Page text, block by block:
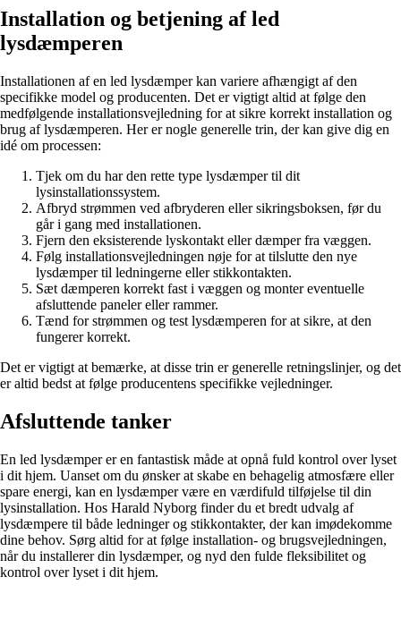
Installation og betjening af led
lysdæmperen
Installationen af en led lysdæmper kan variere afhængigt af den
specifikke model og producenten. Det er vigtigt altid at følge den
medfølgende installationsvejledning for at sikre korrekt installation og
brug af lysdæmperen. Her er nogle generelle trin, der kan give dig en
idé om processen:
Tjek om du har den rette type lysdæmper til dit
lysinstallationssystem.
Afbryd strømmen ved afbryderen eller sikringsboksen, før du
går i gang med installationen.
Fjern den eksisterende lyskontakt eller dæmper fra væggen.
Følg installationsvejledningen nøje for at tilslutte den nye
lysdæmper til ledningerne eller stikkontakten.
Sæt dæmperen korrekt fast i væggen og monter eventuelle
afsluttende paneler eller rammer.
Tænd for strømmen og test lysdæmperen for at sikre, at den
fungerer korrekt.
Det er vigtigt at bemærke, at disse trin er generelle retningslinjer, og det
er altid bedst at følge producentens specifikke vejledninger.
Afsluttende tanker
En led lysdæmper er en fantastisk måde at opnå fuld kontrol over lyset
i dit hjem. Uanset om du ønsker at skabe en behagelig atmosfære eller
spare energi, kan en lysdæmper være en værdifuld tilføjelse til din
lysinstallation. Hos Harald Nyborg finder du et bredt udvalg af
lysdæmpere til både ledninger og stikkontakter, der kan imødekomme
dine behov. Sørg altid for at følge installation- og brugsvejledningen,
når du installerer din lysdæmper, og nyd den fulde fleksibilitet og
kontrol over lyset i dit hjem.